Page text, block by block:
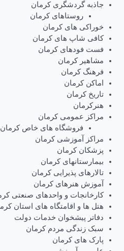
جاذبه گردشگری کرمان
روستاهای کرمان
خوراکی های کرمان
کافی شاپ های کرمان
فست فودهای کرمان
مشاهیر کرمان
فرهنگ کرمان
اماکن کرمان
تاریخ کرمان
هنرکرمان
مراکز عمومی کرمان
فروشگاه های خاص کرمان
مراکز آموزشی کرمان
پزشکان کرمان
بیمارستانهای کرمان
تالارهای پذیرایی کرمان
آموزش هنرهای کرمان
کارخانجات و واحدهای صنعتی
هتل ها و اقامتگاه های استان
دفاتر پیشخوان خدمات دولت
سبک زندگی مردم کرمان
پارک های کرمان